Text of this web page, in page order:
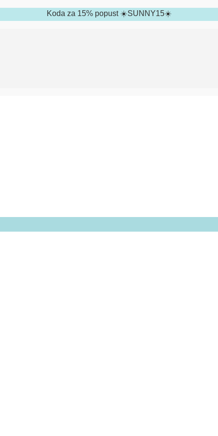
Koda za 15% popust ☀️SUNNY15☀️